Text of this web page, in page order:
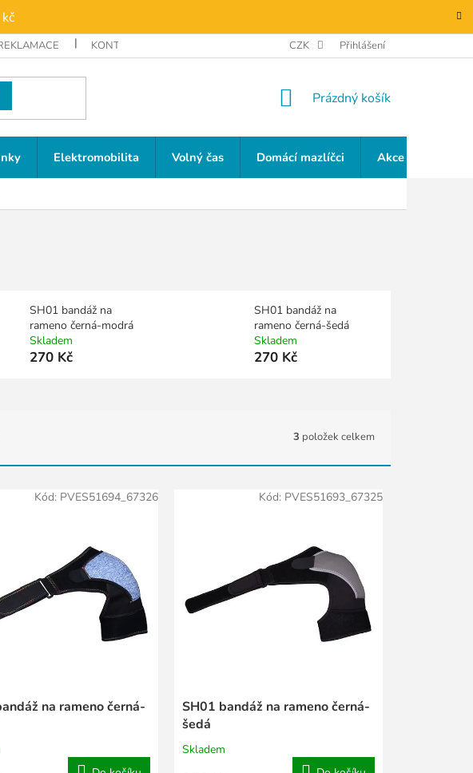
KONTAKTY CZK Přihlášení
NÁKUPNÍ
Prázdný košík
Elektromobilita Volný čas Domácí mazlíčci Akce a slevy
SH01 bandáž na
rameno černá-modrá
Skladem
270 Kč
SH01 bandáž na
rameno černá-šedá
Skladem
270 Kč
3 položek celkem
na rameno černá-
Kód: PVES51694_67326
SH01 bandáž na rameno černá-
šedá
Skladem
Kód: PVES51693_67325